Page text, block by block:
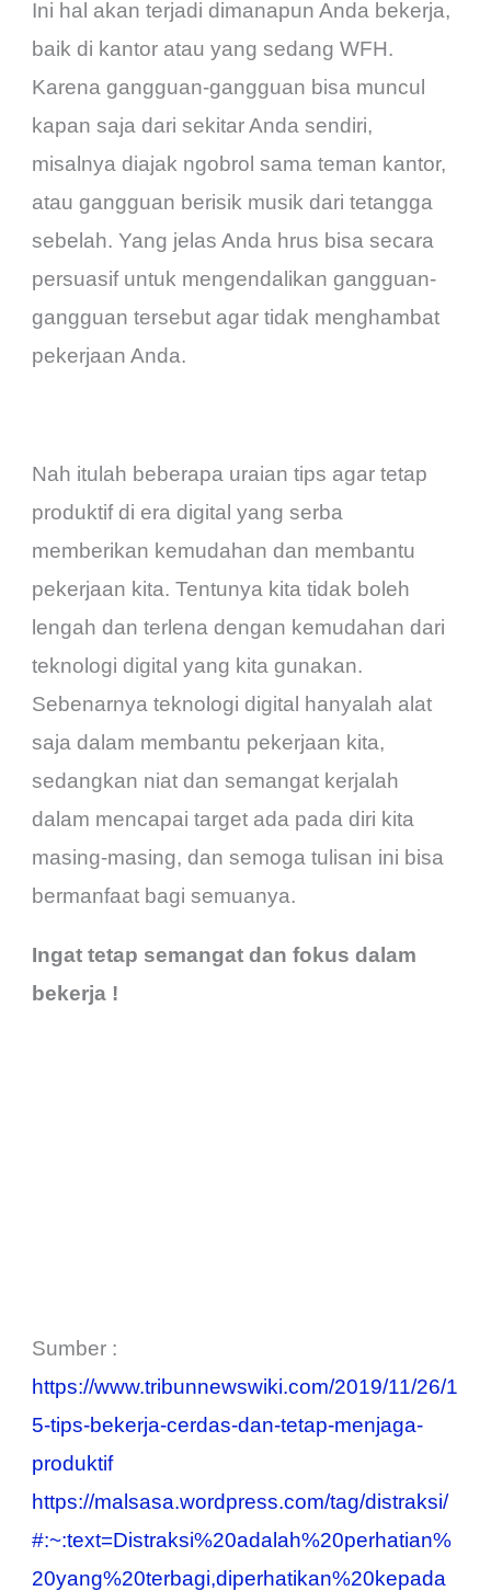
Ini hal akan terjadi dimanapun Anda bekerja,
baik di kantor atau yang sedang WFH.
Karena gangguan-gangguan bisa muncul
kapan saja dari sekitar Anda sendiri,
misalnya diajak ngobrol sama teman kantor,
atau gangguan berisik musik dari tetangga
sebelah. Yang jelas Anda hrus bisa secara
persuasif untuk mengendalikan gangguan-
gangguan tersebut agar tidak menghambat
pekerjaan Anda.
Nah itulah beberapa uraian tips agar tetap
produktif di era digital yang serba
memberikan kemudahan dan membantu
pekerjaan kita. Tentunya kita tidak boleh
lengah dan terlena dengan kemudahan dari
teknologi digital yang kita gunakan.
Sebenarnya teknologi digital hanyalah alat
saja dalam membantu pekerjaan kita,
sedangkan niat dan semangat kerjalah
dalam mencapai target ada pada diri kita
masing-masing, dan semoga tulisan ini bisa
bermanfaat bagi semuanya.
Ingat tetap semangat dan fokus dalam
bekerja !
Sumber :
https://www.tribunnewswiki.com/2019/11/26/1
5-tips-bekerja-cerdas-dan-tetap-menjaga-
produktif
https://malsasa.wordpress.com/tag/distraksi/
#:~:text=Distraksi%20adalah%20perhatian%
20yang%20terbagi,diperhatikan%20kepada